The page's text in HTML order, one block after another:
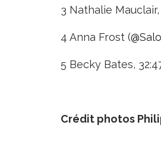
3 Nathalie
4 Anna Frost (@
5 Becky Bates,
Crédit photos